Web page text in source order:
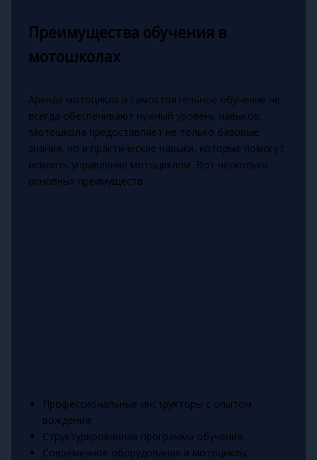
Преимущества обучения в
мотошколах
Аренда мотоцикла и самостоятельное обучение не
всегда обеспечивают нужный уровень навыков.
Мотошкола предоставляет не только базовые
знания, но и практические навыки, которые помогут
освоить управление мотоциклом. Вот несколько
основных преимуществ:
Профессиональные инструкторы с опытом
вождения;
Структурированная программа обучения;
Современное оборудование и мотоциклы;